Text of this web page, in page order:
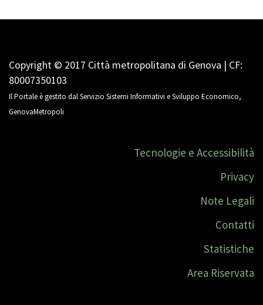
Copyright © 2017 Città metropolitana di Genova | CF:
80007350103
Il Portale è gestito dal Servizio Sistemi Informativi e Sviluppo Economico,
GenovaMetropoli
Tecnologie e Accessibilità
Privacy
Note Legali
Contatti
Statistiche
Area Riservata